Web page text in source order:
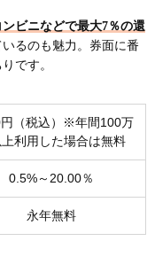
ビニなどで最大7％の還
るのも魅力。券面に番
です。
（税込）※年間100万
利用した場合は無料
0.5%～20.00％
永年無料